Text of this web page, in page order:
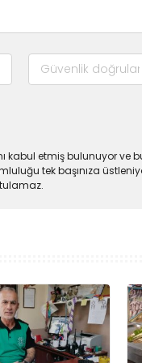
kabul etmiş bulunuyor ve
tek başınıza